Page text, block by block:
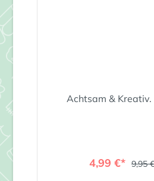
Achtsam & Kreativ.
4,99 €* 9,95 €